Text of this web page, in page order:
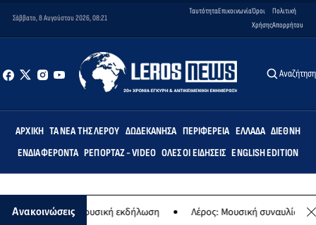
Σάββατο, 8 Αυγούστου 2026, 08:21
ΤαυτότηταΕπικοινωνίαΌροι
Χρήσης
Πολιτική
Απορρήτου
Αναζήτηση
ΑΡΧΙΚΉ ΤΑ ΝΈΑ ΤΗΣ ΛΈΡΟΥ ΔΩΔΕΚΆΝΗΣΑ ΠΕΡΙΦΈΡΕΙΑ ΕΛΛΆΔΑ ΔΙΕΘΝΉ
ΕΝΔΙΑΦΈΡΟΝΤΑ ΡΕΠΟΡΤΆΖ - VIDEO ΌΛΕΣ ΟΙ ΕΙΔΉΣΕΙΣ ENGLISH EDITION
Ανακοινώσεις- Μουσική εκδήλωση Λέρος: Μουσική συναυλία των